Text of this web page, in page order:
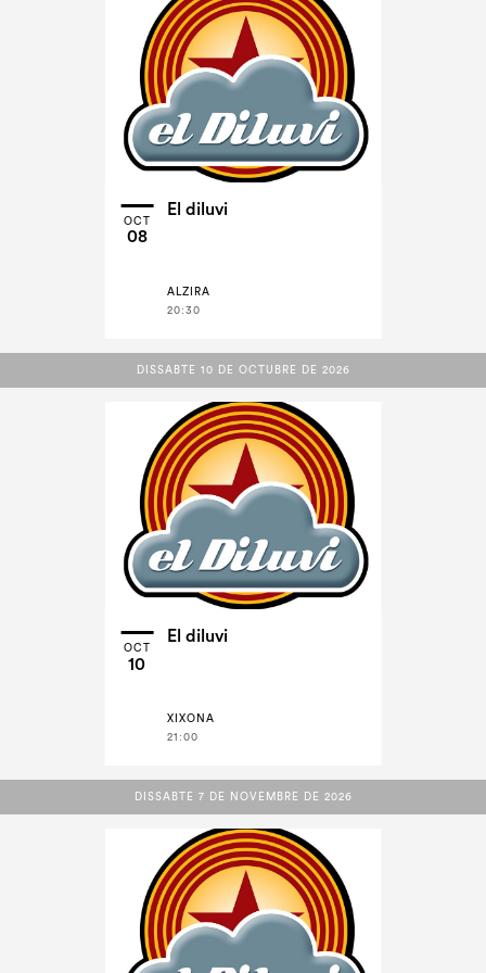
OCT
08
El diluvi
ALZIRA
20:30
DISSABTE 10 DE OCTUBRE DE 2026
DISSABTE 10 DE OCTUBRE DE 2026
OCT
10
El diluvi
XIXONA
21:00
DISSABTE 7 DE NOVEMBRE DE 2026
DISSABTE 7 DE NOVEMBRE DE 2026